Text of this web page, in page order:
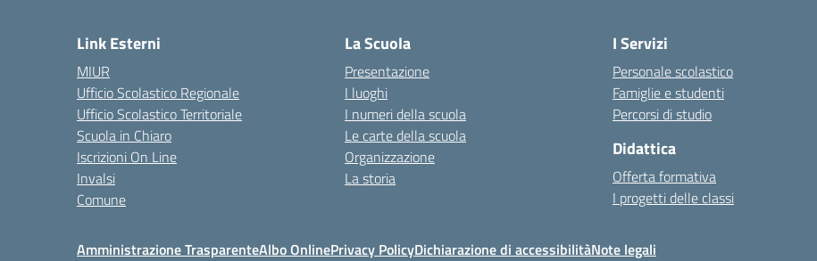
Link Esterni
MIUR
Ufficio Scolastico Regionale
Ufficio Scolastico Territoriale
Scuola in Chiaro
Iscrizioni On Line
Invalsi
Comune
La Scuola
Presentazione
I luoghi
I numeri della scuola
Le carte della scuola
Organizzazione
La storia
I Servizi
Personale scolastico
Famiglie e studenti
Percorsi di studio
Didattica
Offerta formativa
I progetti delle classi
Amministrazione TrasparenteAlbo OnlinePrivacy PolicyDichiarazione di accessibilitàNote legali